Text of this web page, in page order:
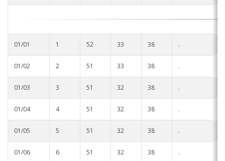
Greenwood
Lexington
Minter City
Moorhead
Rolling Fork
Stoneville 2010
01/01 1 52 33 38 .
01/02 2 51 33 38 .
01/03 3 51 32 38 .
01/04 4 51 32 38 .
01/05 5 51 32 38 .
01/06 6 51 32 38 .